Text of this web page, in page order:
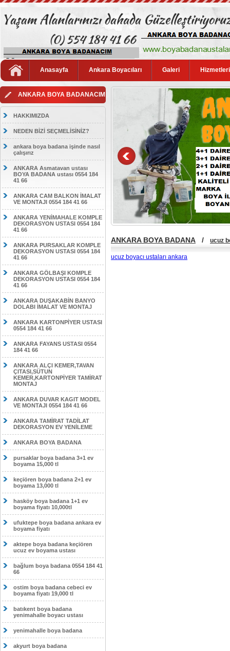
Anasayfa Ankara Boyacıları Galeri
ANKARA BOYA BADANACIM
HAKKIMIZDA
NEDEN BİZİ SEÇMELİSİNİZ?
ankara boya badana işinde nasıl
çalışırız
ANKARA Asmatavan ustası
BOYA BADANA ustası 0554 184
41 66
ANKARA CAM BALKON İMALAT
VE MONTAJI 0554 184 41 66
ANKARA YENİMAHALE KOMPLE
DEKORASYON USTASI 0554 184
41 66
ANKARA PURSAKLAR KOMPLE
DEKORASYON USTASI 0554 184
41 66
ANKARA GÖLBAŞI KOMPLE
DEKORASYON USTASI 0554 184
41 66
ANKARA DUŞAKABİN BANYO
DOLABI İMALAT VE MONTAJ
ANKARA KARTONPİYER USTASI
0554 184 41 66
ANKARA FAYANS USTASI 0554
184 41 66
ANKARA ALÇI KEMER,TAVAN
ÇITASI,SÜTUN
KEMER,KARTONPİYER TAMİRAT
MONTAJ
ANKARA DUVAR KAGIT MODEL
VE MONTAJI 0554 184 41 66
ANKARA TAMİRAT TADİLAT
DEKORASYON EV YENİLEME
ANKARA BOYA BADANA
pursaklar boya badana 3+1 ev
boyama 15,000 tl
keçiören boya badana 2+1 ev
boyama 13,000 tl
hasköy boya badana 1+1 ev
boyama fiyatı 10,000tl
ufuktepe boya badana ankara ev
boyama fiyatı
aktepe boya badana keçiören
ucuz ev boyama ustası
bağlum boya badana 0554 184 41
66
ostim boya badana cebeci ev
boyama fiyatı 19,000 tl
batıkent boya badana
yenimahalle boyacı ustası
yenimahalle boya badana
akyurt boya badana
ANKARA BOYA BADANA / ucuz
ucuz boyacı ustaları ankara